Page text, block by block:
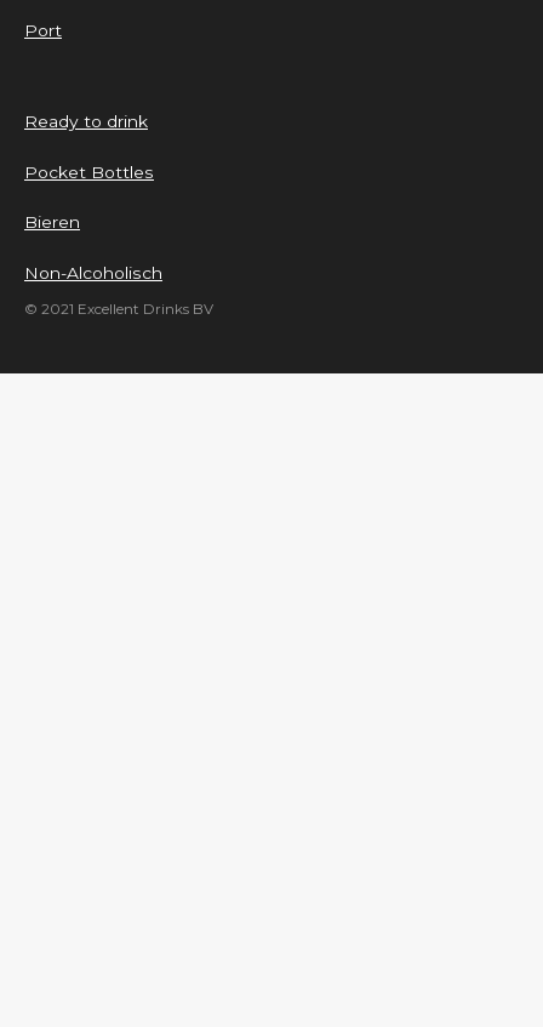
Port
Ready to drink
Pocket Bottles
Bieren
Non-Alcoholisch
© 2021 Excellent Drinks BV